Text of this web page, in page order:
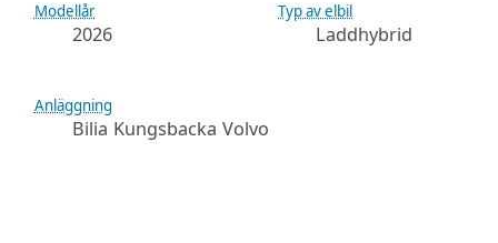
Modellår
2026
Typ av elbil
Laddhybrid
Anläggning
Bilia Kungsbacka Volvo